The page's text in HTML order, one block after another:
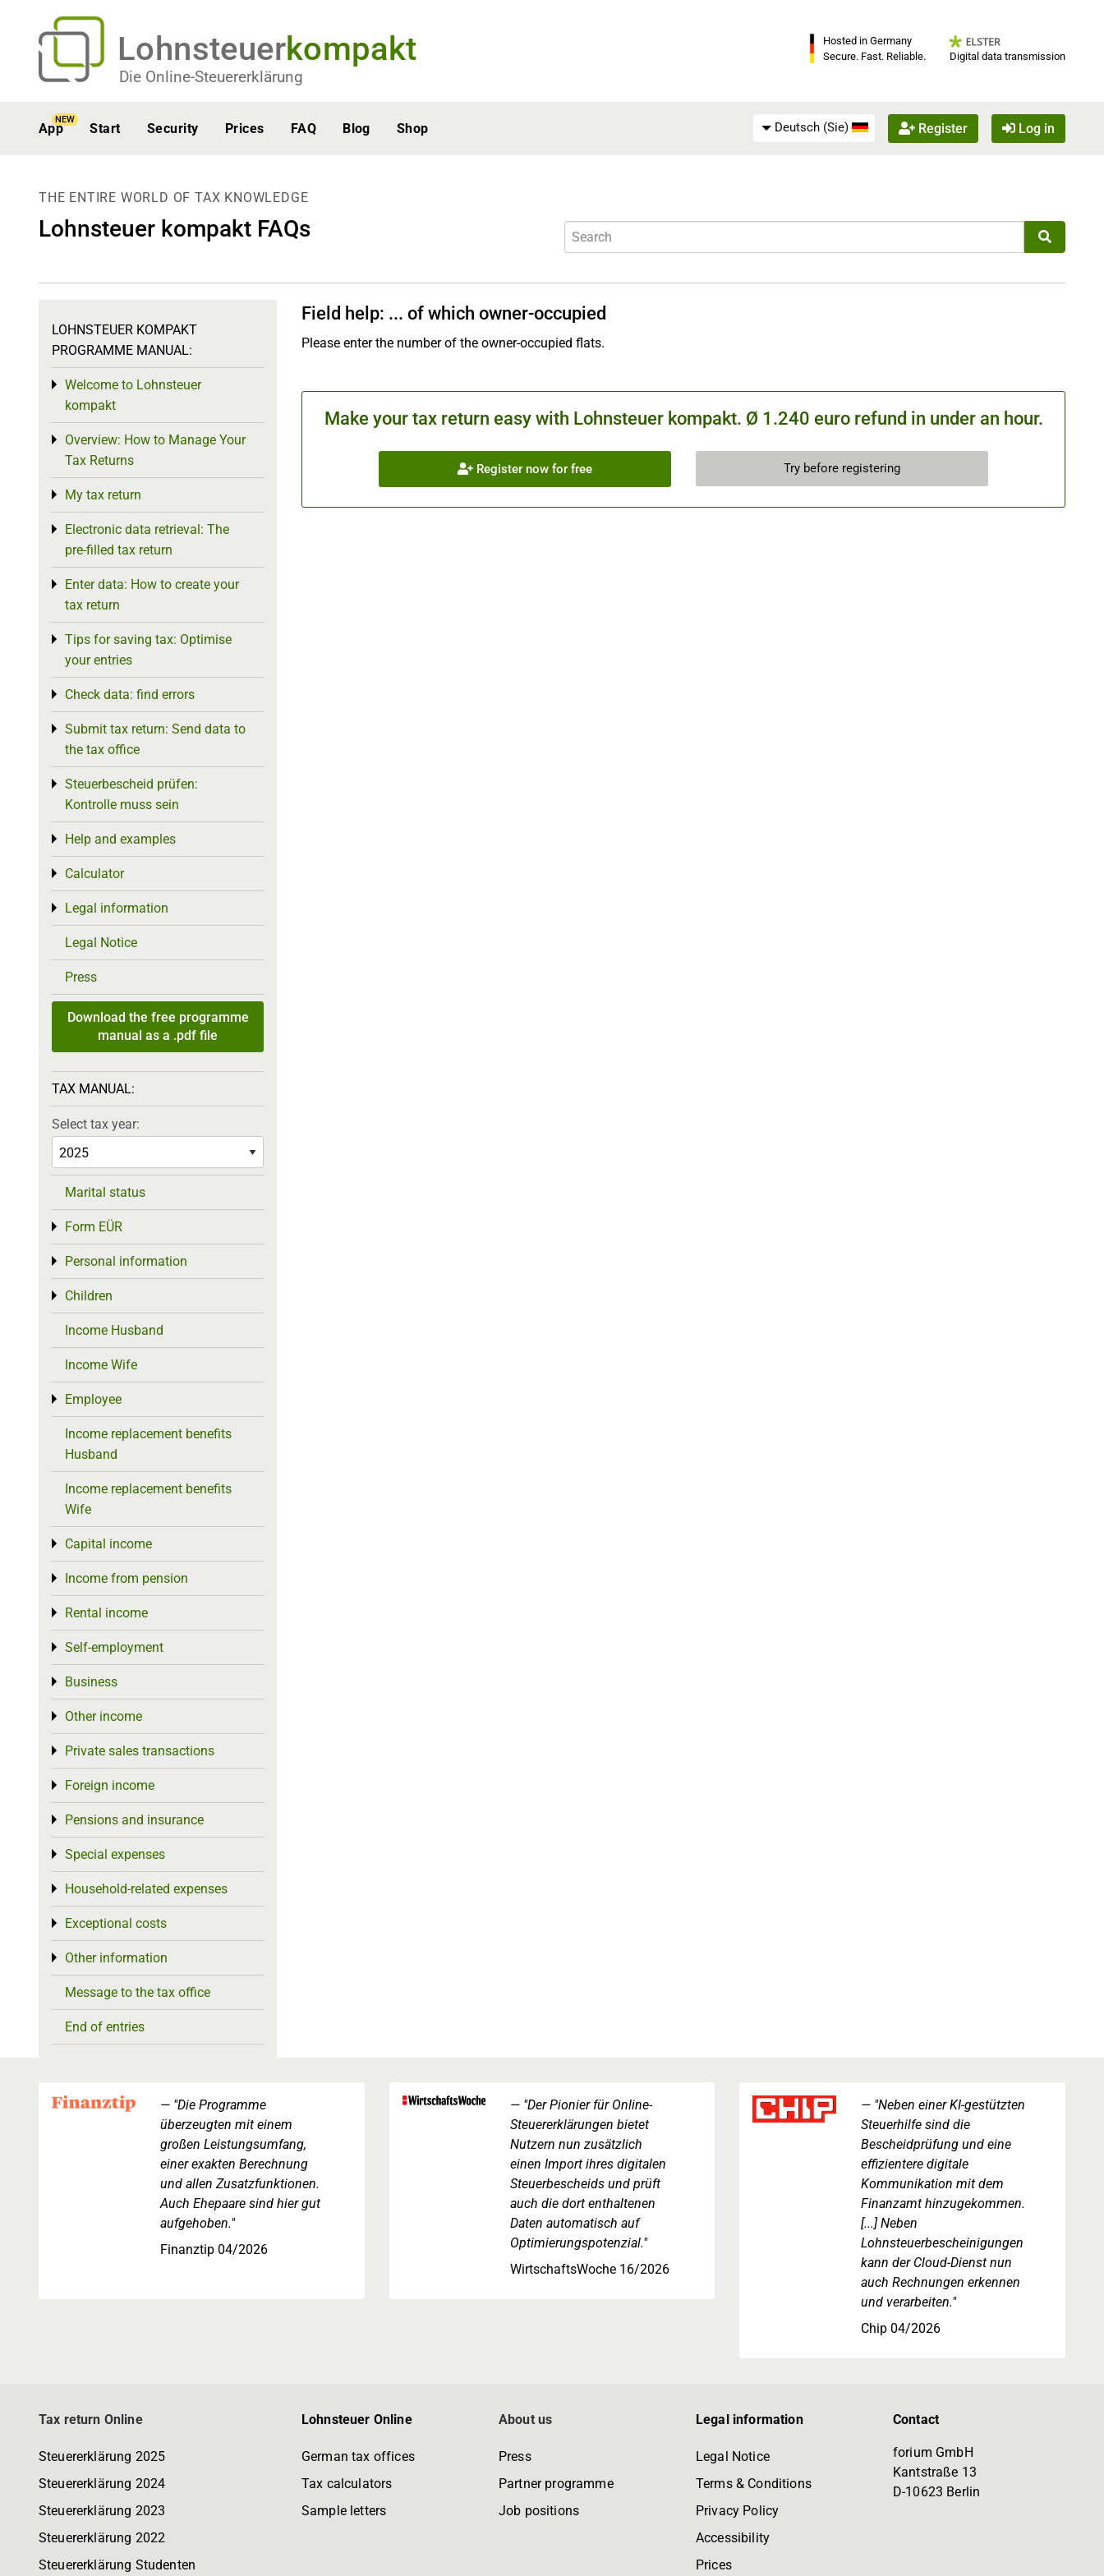
Lohnsteuerkompakt
Die Online-Steuererklärung
Hosted in Germany
Secure. Fast. Reliable.
Digital data transmission
App
NEW
Start Security Prices FAQ Blog Shop Deutsch (Sie) Register Log in
THE ENTIRE WORLD OF TAX KNOWLEDGE
Lohnsteuer kompakt FAQs
Field help: ... of which owner-occupied
Please enter the number of the owner-occupied flats.
Make your tax return easy with Lohnsteuer kompakt. Ø 1.240 euro refund in under an hour.
Register now for free Try before registering
LOHNSTEUER KOMPAKT
PROGRAMME MANUAL:
Welcome to Lohnsteuer
kompakt
Toggle menu
Overview: How to Manage Your
Tax Returns
Toggle menu
My tax return
Toggle menu
Electronic data retrieval: The
pre-filled tax return
Toggle menu
Enter data: How to create your
tax return
Toggle menu
Tips for saving tax: Optimise
your entries
Toggle menu
Check data: find errors
Toggle menu
Submit tax return: Send data to
the tax office
Toggle menu
Steuerbescheid prüfen:
Kontrolle muss sein
Toggle menu
Help and examples
Toggle menu
Calculator
Toggle menu
Legal information
Toggle menu
Legal Notice
Press
Download the free programme
manual as a .pdf file
TAX MANUAL:
Select tax year:
Marital status
Form EÜR
Toggle menu
Personal information
Toggle menu
Children
Toggle menu
Income Husband
Income Wife
Employee
Toggle menu
Income replacement benefits
Husband
Income replacement benefits
Wife
Capital income
Toggle menu
Income from pension
Toggle menu
Rental income
Toggle menu
Self-employment
Toggle menu
Business
Toggle menu
Other income
Toggle menu
Private sales transactions
Toggle menu
Foreign income
Toggle menu
Pensions and insurance
Toggle menu
Special expenses
Toggle menu
Household-related expenses
Toggle menu
Exceptional costs
Toggle menu
Other information
Toggle menu
Message to the tax office
End of entries
"Die Programme
überzeugten mit einem
großen Leistungsumfang,
einer exakten Berechnung
und allen Zusatzfunktionen.
Auch Ehepaare sind hier gut
aufgehoben."
Finanztip 04/2026
"Der Pionier für Online-
Steuererklärungen bietet
Nutzern nun zusätzlich
einen Import ihres digitalen
Steuerbescheids und prüft
auch die dort enthaltenen
Daten automatisch auf
Optimierungspotenzial."
WirtschaftsWoche 16/2026
"Neben einer KI-gestützten
Steuerhilfe sind die
Bescheidprüfung und eine
effizientere digitale
Kommunikation mit dem
Finanzamt hinzugekommen.
[...] Neben
Lohnsteuerbescheinigungen
kann der Cloud-Dienst nun
auch Rechnungen erkennen
und verarbeiten."
Chip 04/2026
Tax return Online
Steuererklärung 2025
Steuererklärung 2024
Steuererklärung 2023
Steuererklärung 2022
Steuererklärung Studenten
Lohnsteuer Online
German tax offices
Tax calculators
Sample letters
About us
Press
Partner programme
Job positions
Legal information
Legal Notice
Terms & Conditions
Privacy Policy
Accessibility
Prices
Contact
forium GmbH
Kantstraße 13
D-10623 Berlin